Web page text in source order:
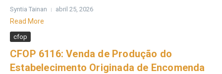
Syntia Tainan abril 25, 2026
Read More
cfop
CFOP 6116: Venda de Produção do
Estabelecimento Originada de Encomenda